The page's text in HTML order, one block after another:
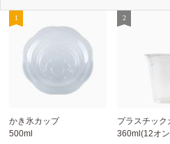
かき氷カップ
500ml
プラスチック
360ml(12オ